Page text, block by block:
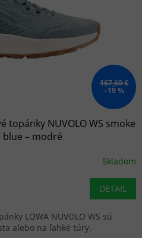
167,60 €
–19 %
topánky NUVOLO WS smoke
– modré
Skladom
DETAIL
LOWA NUVOLO WS sú
alebo na ľahké túry.